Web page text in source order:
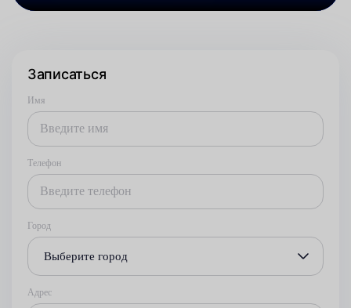
Записаться
Имя
Телефон
Город
Выберите город
Адрес